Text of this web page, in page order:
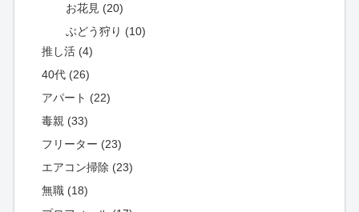
お花見 (20)
ぶどう狩り (10)
推し活 (4)
40代 (26)
アパート (22)
毒親 (33)
フリーター (23)
エアコン掃除 (23)
無職 (18)